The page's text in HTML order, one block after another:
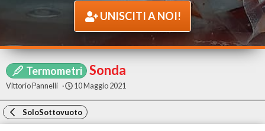
UNISCITI A NOI!
Termometri Sonda
A
t
o
r
Vittorio Pannelli
D
t
a
d
10 Maggio 2021
SoloSottovuoto